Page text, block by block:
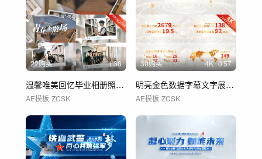
22购买 1'38
温馨唯美回忆毕业相册照片展示 01
AE模板 ZCSK
30购买 4K 0'57
明亮金色数据字幕文字展示 01
AE模板 ZCSK